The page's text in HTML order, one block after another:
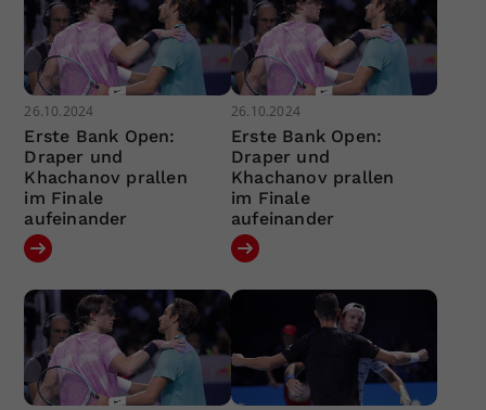
26.10.2024
Erste Bank Open:
Draper und
Khachanov prallen
im Finale
aufeinander
26.10.2024
Erste Bank Open:
Draper und
Khachanov prallen
im Finale
aufeinander